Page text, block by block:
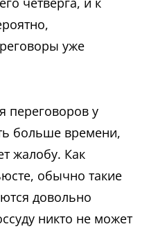
уже
переговоров у
больше времени,
жалобу. Как
обычно такие
довольно
никто не может